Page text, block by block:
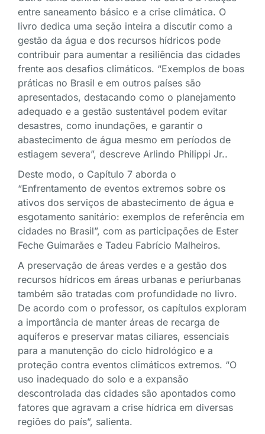
entre saneamento básico e a crise climática. O
livro dedica uma seção inteira a discutir como a
gestão da água e dos recursos hídricos pode
contribuir para aumentar a resiliência das cidades
frente aos desafios climáticos. “Exemplos de boas
práticas no Brasil e em outros países são
apresentados, destacando como o planejamento
adequado e a gestão sustentável podem evitar
desastres, como inundações, e garantir o
abastecimento de água mesmo em períodos de
estiagem severa”, descreve Arlindo Philippi Jr..
Deste modo, o Capítulo 7 aborda o
“Enfrentamento de eventos extremos sobre os
ativos dos serviços de abastecimento de água e
esgotamento sanitário: exemplos de referência em
cidades no Brasil”, com as participações de Ester
Feche Guimarães e Tadeu Fabrício Malheiros.
A preservação de áreas verdes e a gestão dos
recursos hídricos em áreas urbanas e periurbanas
também são tratadas com profundidade no livro.
De acordo com o professor, os capítulos exploram
a importância de manter áreas de recarga de
aquíferos e preservar matas ciliares, essenciais
para a manutenção do ciclo hidrológico e a
proteção contra eventos climáticos extremos. “O
uso inadequado do solo e a expansão
descontrolada das cidades são apontados como
fatores que agravam a crise hídrica em diversas
regiões do país”, salienta.